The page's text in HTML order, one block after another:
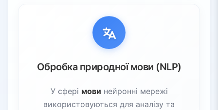
Обробка природної мови (NLP)
У сфері мови нейронні мережі
використовуються для аналізу та